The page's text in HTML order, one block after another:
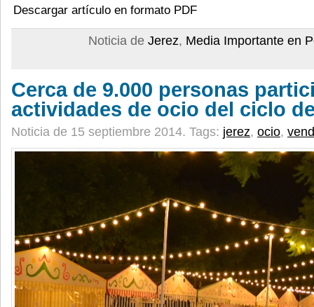
Descargar artículo en formato PDF
Noticia de Jerez, Media Importante en
Cerca de 9.000 personas
actividades de ocio del ciclo
Noticia de 15 septiembre 2014. Tags: jerez, ocio,